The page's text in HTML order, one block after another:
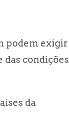
podem exigir
das condições
da